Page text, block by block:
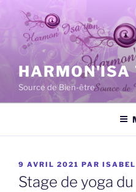
contenu
principal
HARMON'ISA
Source de Bien-être
PUBLIÉ
LE
9 AVRIL 2021 PAR
Stage de yoga